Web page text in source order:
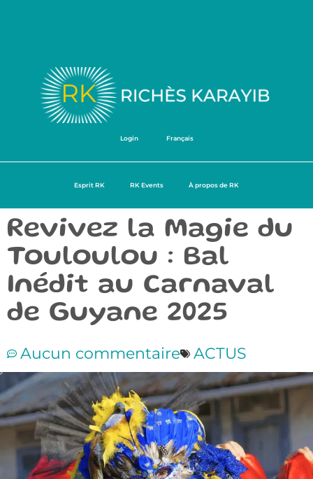
Login Français
Esprit RK RK Events À propos de RK
Revivez la Magie du
Touloulou : Bal
Inédit au Carnaval
de Guyane 2025
Aucun commentaire ACTUS